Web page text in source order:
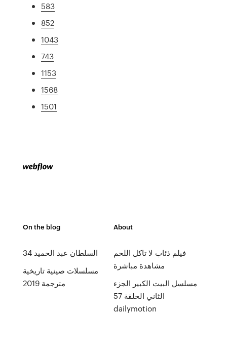
583
852
1043
743
1153
1568
1501
On the blog
السلطان عبد الحميد 34
مسلسلات صينية تاريخية
مترجمة 2019
About
فيلم ذئاب لا تاكل اللحم
مشاهدة مباشرة
مسلسل البيت الكبير الجزء
الثاني الحلقة 57
dailymotion